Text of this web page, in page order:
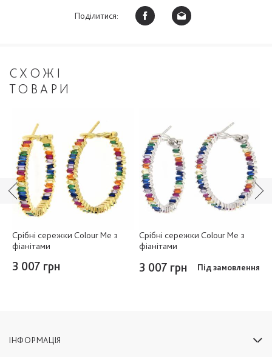
Поділитися:
СХОЖІ
ТОВАРИ
Срібні сережки Colour Me з
фіанітами
3 007 грн
Срібні сережки Colour Me з
фіанітами
3 007 грн Під замовлення
ІНФОРМАЦІЯ